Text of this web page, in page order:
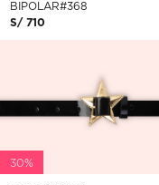
BIPOLAR#368
S/ 710
30%